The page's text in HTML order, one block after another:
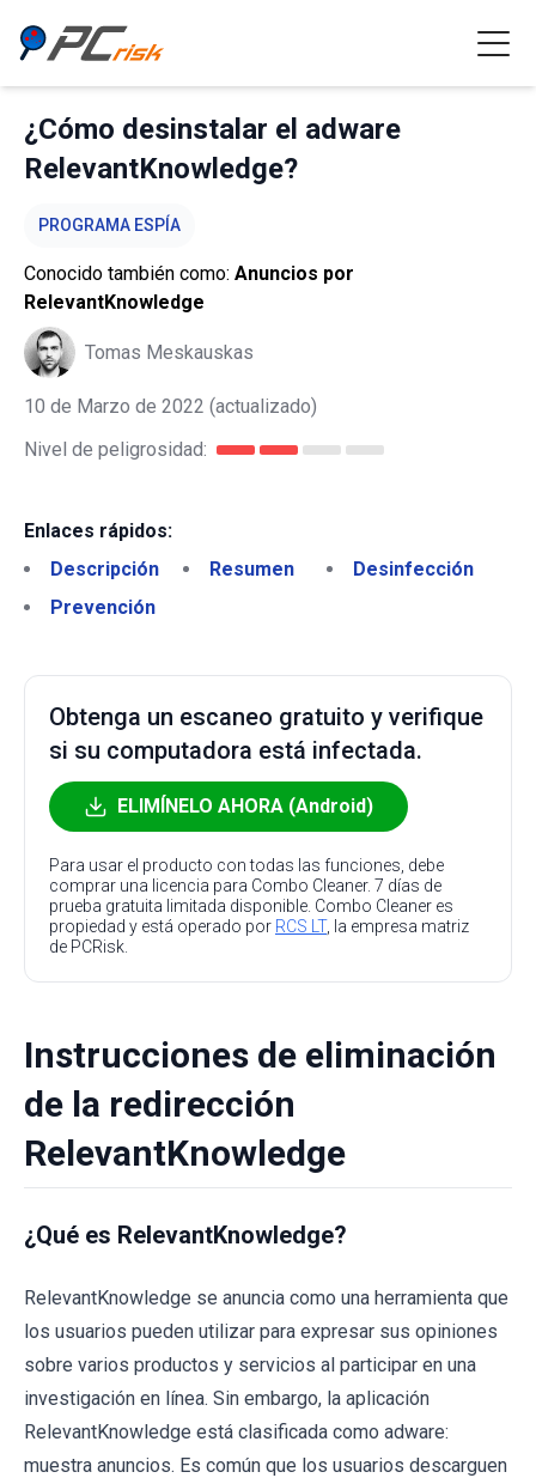
¿Cómo desinstalar el adware
RelevantKnowledge?
PROGRAMA ESPÍA
Conocido también como: Anuncios por
RelevantKnowledge
Tomas Meskauskas
10 de Marzo de 2022 (actualizado)
Nivel de peligrosidad:
Enlaces rápidos:
Descripción
Resumen
Desinfección
Prevención
Obtenga un escaneo gratuito y verifique
si su computadora está infectada.
ELIMÍNELO AHORA (Android)
Para usar el producto con todas las funciones, debe
comprar una licencia para Combo Cleaner. 7 días de
prueba gratuita limitada disponible. Combo Cleaner es
propiedad y está operado por RCS LT, la empresa matriz
de PCRisk.
Instrucciones de eliminación
de la redirección
RelevantKnowledge
¿Qué es RelevantKnowledge?
RelevantKnowledge se anuncia como una herramienta que
los usuarios pueden utilizar para expresar sus opiniones
sobre varios productos y servicios al participar en una
investigación en línea. Sin embargo, la aplicación
RelevantKnowledge está clasificada como adware:
muestra anuncios. Es común que los usuarios descarguen